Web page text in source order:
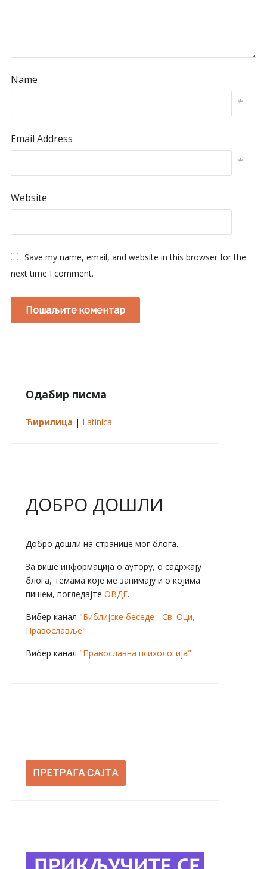
Name
*
Email Address
*
Website
Save my name, email, and website in this browser for the
next time I comment.
Одабир писма
Ћирилица | Latinica
ДОБРО ДОШЛИ
Добро дошли на странице мог блога.
За више информација о аутору, о садржају
блога, темама које ме занимају и о којима
пишем, погледајте ОВДЕ.
Вибер канал "Библијске беседе - Св. Оци,
Православље"
Вибер канал "Православна психологија"